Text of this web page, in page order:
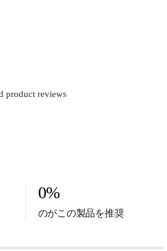
product reviews
0%
のがこの製品を推奨